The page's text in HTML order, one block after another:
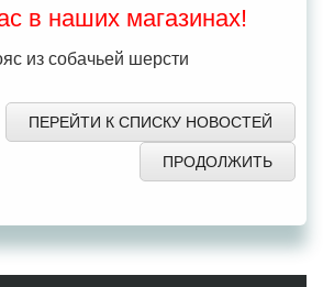
в наших магазинах!
ПЕРЕЙТИ К СПИСКУ НОВОСТЕЙ
ПРОДОЛЖИТЬ